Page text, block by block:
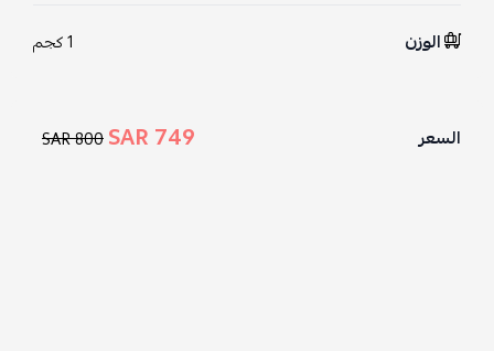
الوزن 1 كجم
السعر 749 SAR
800 SAR